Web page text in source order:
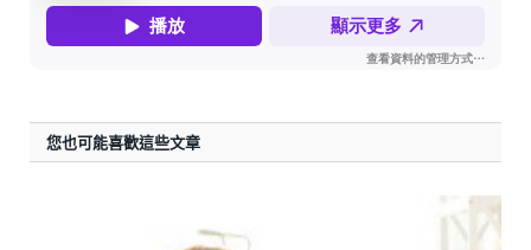
您也可能喜歡這些文章